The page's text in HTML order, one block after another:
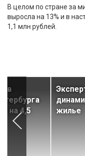
В целом по стране за
выросла на 13% и в
1,1 млн рублей.
в
на 4,5
жилье